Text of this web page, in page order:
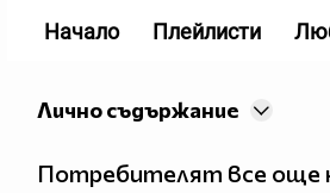
Лично съдържание
Потребителят все още
Начало Плейлисти